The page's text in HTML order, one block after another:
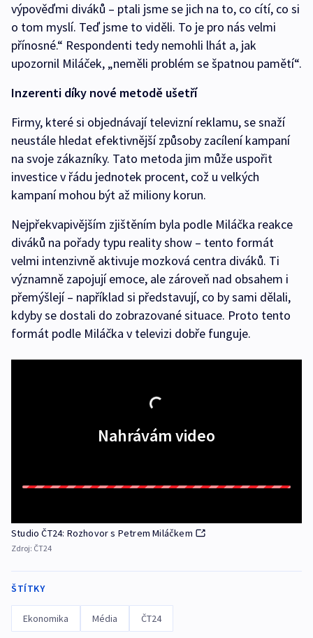
výpověďmi diváků – ptali jsme se jich na to, co cítí, co si
o tom myslí. Teď jsme to viděli. To je pro nás velmi
přínosné.“ Respondenti tedy nemohli lhát a, jak
upozornil Miláček, „neměli problém se špatnou pamětí“.
Inzerenti díky nové metodě ušetří
Firmy, které si objednávají televizní reklamu, se snaží
neustále hledat efektivnější způsoby zacílení kampaní
na svoje zákazníky. Tato metoda jim může uspořit
investice v řádu jednotek procent, což u velkých
kampaní mohou být až miliony korun.
Nejpřekvapivějším zjištěním byla podle Miláčka reakce
diváků na pořady typu reality show – tento formát
velmi intenzivně aktivuje mozková centra diváků. Ti
významně zapojují emoce, ale zároveň nad obsahem i
přemýšlejí – například si představují, co by sami dělali,
kdyby se dostali do zobrazované situace. Proto tento
formát podle Miláčka v televizi dobře funguje.
Nahrávám video
Studio ČT24: Rozhovor s Petrem Miláčkem
Zdroj: ČT24
ŠTÍTKY
Ekonomika Média ČT24